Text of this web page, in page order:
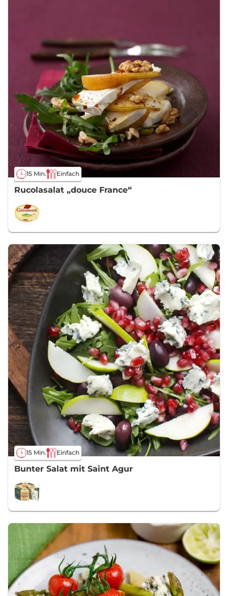
15 Min. Einfach
Rucolasalat „douce France“
15 Min. Einfach
Bunter Salat mit Saint Agur